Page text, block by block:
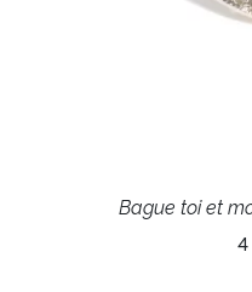
Bague toi et
4